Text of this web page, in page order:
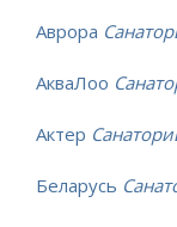
Аврора
АкваЛоо
Актер
Беларусь